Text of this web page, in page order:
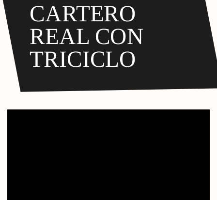
CARTERO
REAL CON
TRICICLO